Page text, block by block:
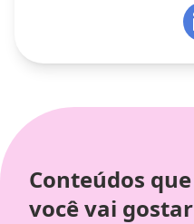
Conteúdos que
você vai gostar